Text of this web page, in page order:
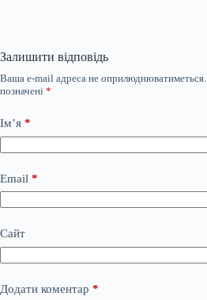
Залишити відповідь
Ваша e-mail адреса не оприлюднюватиметься.
позначені *
Ім’я *
Email *
Сайт
Додати коментар *